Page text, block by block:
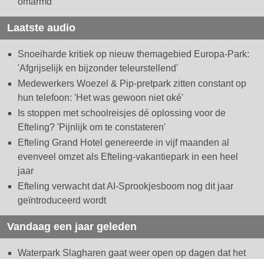
Laatste audio
Snoeiharde kritiek op nieuw themagebied Europa-Park:
'Afgrijselijk en bijzonder teleurstellend'
Medewerkers Woezel & Pip-pretpark zitten constant op
hun telefoon: 'Het was gewoon niet oké'
Is stoppen met schoolreisjes dé oplossing voor de
Efteling? 'Pijnlijk om te constateren'
Efteling Grand Hotel genereerde in vijf maanden al
evenveel omzet als Efteling-vakantiepark in een heel
jaar
Efteling verwacht dat AI-Sprookjesboom nog dit jaar
geïntroduceerd wordt
Vandaag een jaar geleden
Waterpark Slagharen gaat weer open op dagen dat het